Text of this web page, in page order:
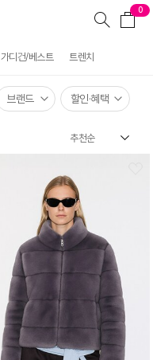
0
가디건/베스트 트렌치
브랜드 할인·혜택